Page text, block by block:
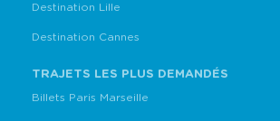
Destination Lille
Destination Cannes
TRAJETS LES PLUS DEMANDÉS
Billets Paris Marseille